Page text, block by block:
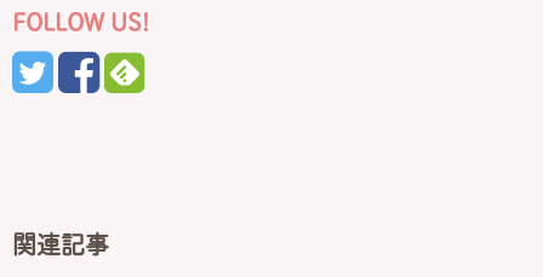
FOLLOW US!
関連記事